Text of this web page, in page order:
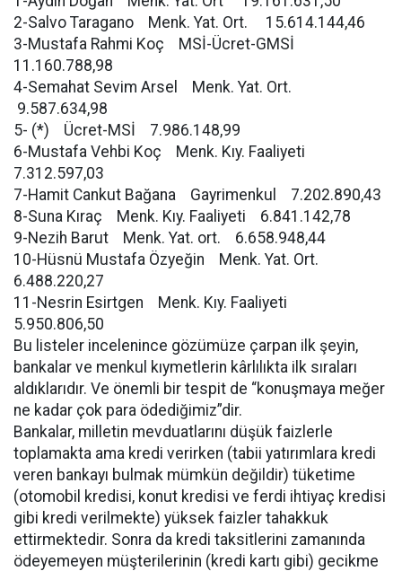
2-Salvo Taragano Menk. Yat. Ort. 15.614.144,46
3-Mustafa Rahmi Koç MSİ-Ücret-GMSİ
11.160.788,98
4-Semahat Sevim Arsel Menk. Yat. Ort.
9.587.634,98
5- (*) Ücret-MSİ 7.986.148,99
6-Mustafa Vehbi Koç Menk. Kıy. Faaliyeti
7.312.597,03
7-Hamit Cankut Bağana Gayrimenkul 7.202.890,43
8-Suna Kıraç Menk. Kıy. Faaliyeti 6.841.142,78
9-Nezih Barut Menk. Yat. ort. 6.658.948,44
10-Hüsnü Mustafa Özyeğin Menk. Yat. Ort.
6.488.220,27
11-Nesrin Esirtgen Menk. Kıy. Faaliyeti
5.950.806,50
Bu listeler incelenince gözümüze çarpan ilk şeyin,
bankalar ve menkul kıymetlerin kârlılıkta ilk sıraları
aldıklarıdır. Ve önemli bir tespit de “konuşmaya meğer
ne kadar çok para ödediğimiz”dir.
Bankalar, milletin mevduatlarını düşük faizlerle
toplamakta ama kredi verirken (tabii yatırımlara kredi
veren bankayı bulmak mümkün değildir) tüketime
(otomobil kredisi, konut kredisi ve ferdi ihtiyaç kredisi
gibi kredi verilmekte) yüksek faizler tahakkuk
ettirmektedir. Sonra da kredi taksitlerini zamanında
ödeyemeyen müşterilerinin (kredi kartı gibi) gecikme